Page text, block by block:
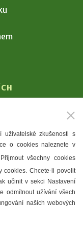
uživatelské zkušenosti s
o cookies naleznete v
všechny cookies
cookies. Chcete-li povolit
učinit v sekci Nastavení
odmítnout užívání všech
našich webových